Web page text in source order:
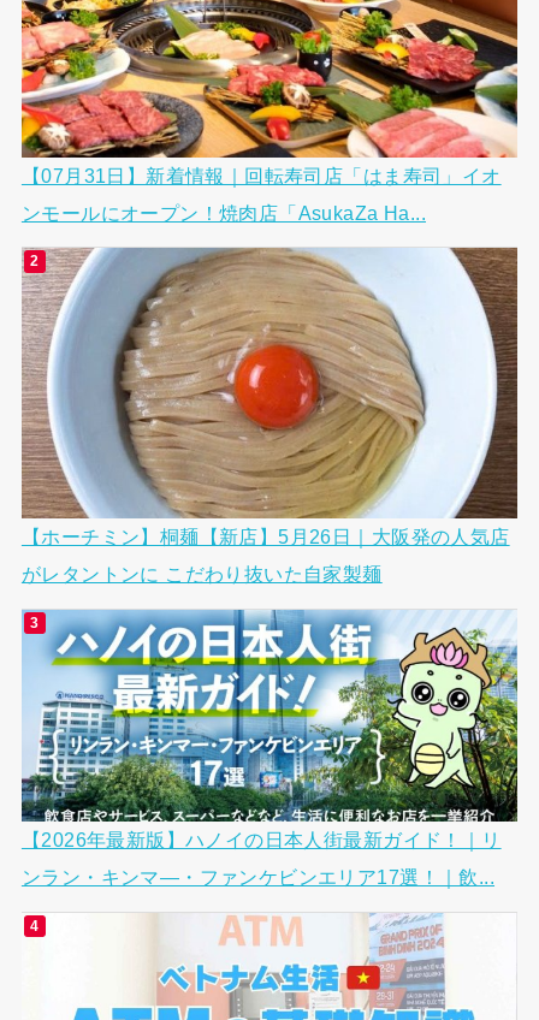
【07月31日】新着情報｜回転寿司店「はま寿司」イオ
ンモールにオープン！焼肉店「AsukaZa Ha...
【ホーチミン】桐麺【新店】5月26日｜大阪発の人気店
がレタントンに こだわり抜いた自家製麺
【2026年最新版】ハノイの日本人街最新ガイド！｜リ
ンラン・キンマ―・ファンケビンエリア17選！｜飲...